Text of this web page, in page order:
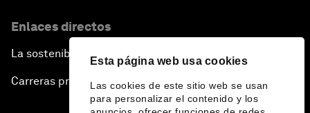
Esta página web usa cookies
Las cookies de este sitio web se usan
para personalizar el contenido y los
Enlaces directos
La sostenibilidad en el Foro
Carreras profesionales